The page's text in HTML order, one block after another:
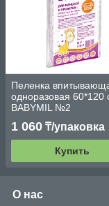
Пеленка
одноразовая 60*120
BABYMIL №2
1 060 ₸/упаковка
Купить
О нас